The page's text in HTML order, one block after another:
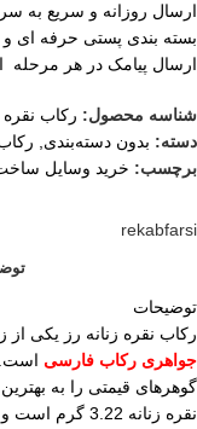
ارسال روزانه و سریع به
بسته بندی پستی حرفه ای و
ارسال پیامک در هر
شناسه محصول: رکاب نقره
دسته: بدون دسته‌بندی
برچسب: خرید وسایل
rekabfarsi
توضیحات
رکاب نقره زنانه رز یکی
جواهری رکاب فارسی است.
گوهرهای قیمتی را به